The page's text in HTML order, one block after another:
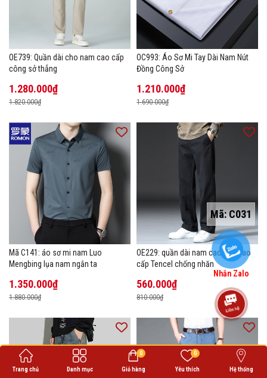
Mã:C031
OE739: Quần dài cho nam cao cấp
công sở thẳng
1.280.000₫
1.820.000₫
OC993: Áo Sơ Mi Tay Dài Nam Nút
Đồng Công Sở
1.210.000₫
1.690.000₫
Mã C141: áo sơ mi nam Luo
Mengbing lụa nam ngắn ta
1.350.000₫
1.880.000₫
OE229: quần dài nam cao cấp cao
cấp Tencel chống nhăn
560.000₫
810.000₫
Trang chủ Danh mục Giỏ hàng
0
Yêu thích
0
Hệ thống
Nhắn Zalo